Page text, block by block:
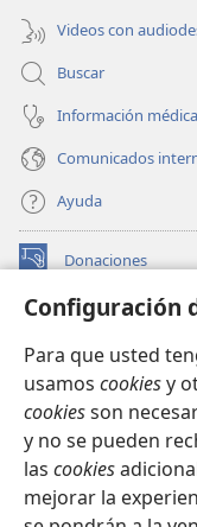
Configuración
Para que usted
usamos cookiesy
cookiesson
y no se pueden
las cookies
mejorar la
Videos con
Buscar
Información
Comunicados
Ayuda
Donaciones
(abre
nueva BIBLIOTECA EN
una
nueva
ventana)
JW Hub
(abre
una
nueva
ventana)
JW Library
Watchtower Library